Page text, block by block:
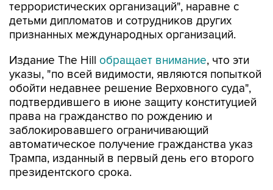
террористических организаций", наравне с
детьми дипломатов и сотрудников других
признанных международных организаций.
Издание The Hill обращает внимание, что эти
указы, "по всей видимости, являются попыткой
обойти недавнее решение Верховного суда",
подтвердившего в июне защиту конституцией
права на гражданство по рождению и
заблокировавшего ограничивающий
автоматическое получение гражданства указ
Трампа, изданный в первый день его второго
президентского срока.